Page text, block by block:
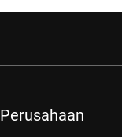
Perusahaan